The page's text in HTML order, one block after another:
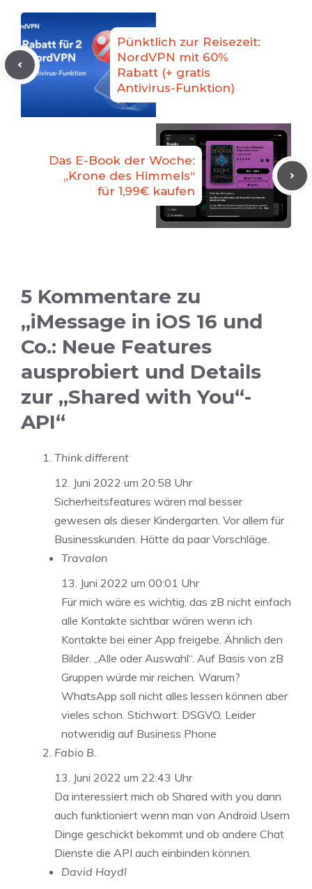
Pünktlich zur Reisezeit:
NordVPN mit 60%
Rabatt (+ gratis
Antivirus-Funktion)
Das E-Book der Woche:
„Krone des Himmels“
für 1,99€ kaufen
5 Kommentare zu
„iMessage in iOS 16 und
Co.: Neue Features
ausprobiert und Details
zur „Shared with You“-
API“
Think different
12. Juni 2022 um 20:58 Uhr
Sicherheitsfeatures wären mal besser
gewesen als dieser Kindergarten. Vor allem für
Businesskunden. Hätte da paar Vorschläge.
Travalon
13. Juni 2022 um 00:01 Uhr
Für mich wäre es wichtig, das zB nicht einfach
alle Kontakte sichtbar wären wenn ich
Kontakte bei einer App freigebe. Ähnlich den
Bilder. „Alle oder Auswahl“. Auf Basis von zB
Gruppen würde mir reichen. Warum?
WhatsApp soll nicht alles lessen können aber
vieles schon. Stichwort: DSGVO. Leider
notwendig auf Business Phone
Fabio B.
13. Juni 2022 um 22:43 Uhr
Da interessiert mich ob Shared with you dann
auch funktioniert wenn man von Android Usern
Dinge geschickt bekommt und ob andere Chat
Dienste die API auch einbinden können.
David Haydl